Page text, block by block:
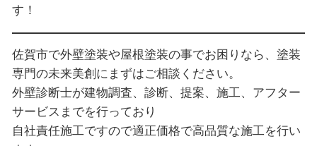
す！
佐賀市で外壁塗装や屋根塗装の事でお困りなら、塗装
専門の未来美創にまずはご相談ください。
外壁診断士が建物調査、診断、提案、施工、アフター
サービスまでを行っており
自社責任施工ですので適正価格で高品質な施工を行い